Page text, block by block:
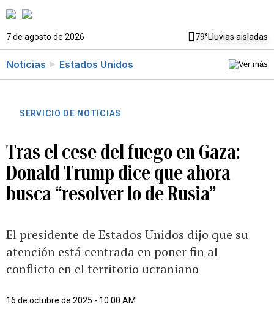
7 de agosto de 2026 79°Lluvias aisladas
Noticias Estados Unidos
SERVICIO DE NOTICIAS
Tras el cese del fuego en Gaza:
Donald Trump dice que ahora
busca “resolver lo de Rusia”
El presidente de Estados Unidos dijo que su
atención está centrada en poner fin al
conflicto en el territorio ucraniano
16 de octubre de 2025 - 10:00 AM